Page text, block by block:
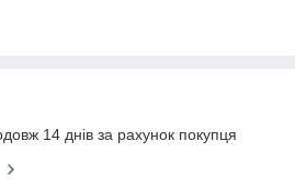
14 днів за рахунок покупця